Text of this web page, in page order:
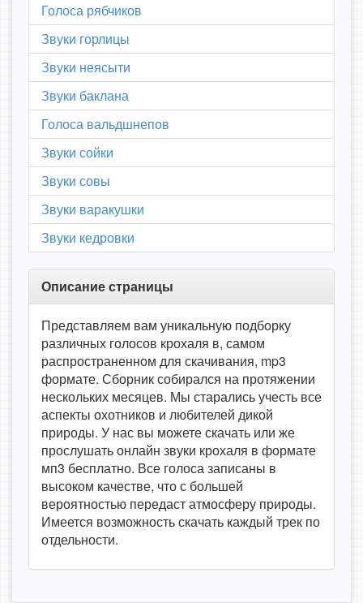
Голоса рябчиков
Звуки горлицы
Звуки неясыти
Звуки баклана
Голоса вальдшнепов
Звуки сойки
Звуки совы
Звуки варакушки
Звуки кедровки
Описание страницы
Представляем вам уникальную подборку
различных голосов крохаля в, самом
распространенном для скачивания, mp3
формате. Сборник собирался на протяжении
нескольких месяцев. Мы старались учесть все
аспекты охотников и любителей дикой
природы. У нас вы можете скачать или же
прослушать онлайн звуки крохаля в формате
мп3 бесплатно. Все голоса записаны в
высоком качестве, что с большей
вероятностью передаст атмосферу природы.
Имеется возможность скачать каждый трек по
отдельности.